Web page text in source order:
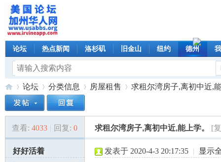
论坛 热点新闻 洛杉矶 旧金山 纽约 德州
美»
论坛
›
分类信息 房屋租售
›
求租尔湾房子,离初中近,
查看: 4033 | 回复: 0 求租尔湾房子,离初中近,能上学。 [
好好活着 发表于 2020-4-3 20:17:35 | 显示